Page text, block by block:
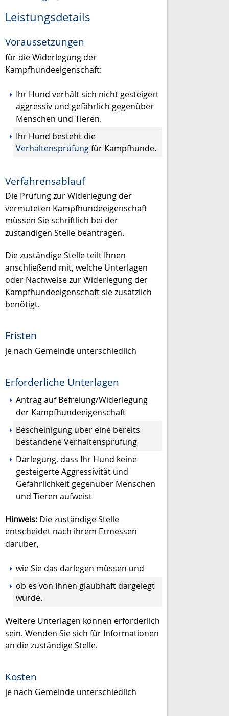
Leistungsdetails
Voraussetzungen
für die Widerlegung der
Kampfhundeeigenschaft:
Ihr Hund verhält sich nicht gesteigert
aggressiv und gefährlich gegenüber
Menschen und Tieren.
Ihr Hund besteht die
Verhaltensprüfungfür Kampfhunde.
Verfahrensablauf
Die Prüfung zur Widerlegung der
vermuteten Kampfhundeeigenschaft
müssen Sie schriftlich bei der
zuständigen Stelle beantragen.
Die zuständige Stelle teilt Ihnen
anschließend mit, welche Unterlagen
oder Nachweise zur Widerlegung der
Kampfhundeeigenschaft sie zusätzlich
benötigt.
Fristen
je nach Gemeinde unterschiedlich
Erforderliche Unterlagen
Antrag auf Befreiung/Widerlegung
der Kampfhundeeigenschaft
Bescheinigung über eine bereits
bestandene Verhaltensprüfung
Darlegung, dass Ihr Hund keine
gesteigerte Aggressivität und
Gefährlichkeit gegenüber Menschen
und Tieren aufweist
Hinweis: Die zuständige Stelle
entscheidet nach ihrem Ermessen
darüber,
wie Sie das darlegen müssen und
ob es von Ihnen glaubhaft dargelegt
wurde.
Weitere Unterlagen können erforderlich
sein. Wenden Sie sich für Informationen
an die zuständige Stelle.
Kosten
je nach Gemeinde unterschiedlich